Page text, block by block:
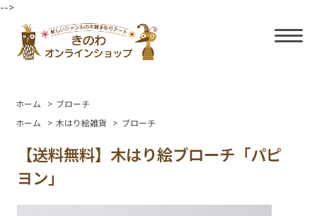
-->
ホーム > ブローチ
ホーム
> 木はり絵雑貨 > ブローチ
【送料無料】木はり絵ブローチ「パピ
ヨン」